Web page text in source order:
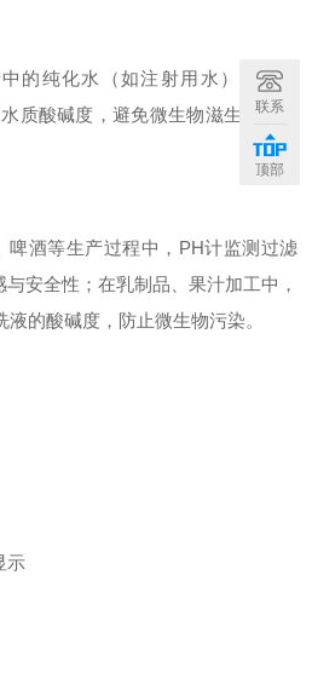
的纯化水（如注射用水）需符合
质酸碱度，避免微生物滋生或化学
啤酒等生产过程中，PH计监测过滤
安全性；在乳制品、果汁加工中，
的酸碱度，防止微生物污染。
示
联系
顶部